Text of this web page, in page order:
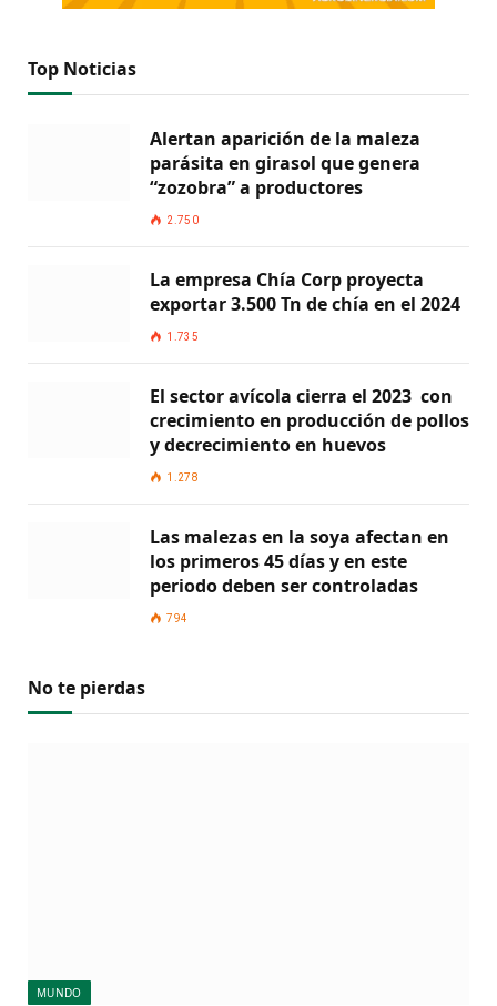
Top Noticias
Alertan aparición de la maleza
parásita en girasol que genera
“zozobra” a productores
2.750
La empresa Chía Corp proyecta
exportar 3.500 Tn de chía en el 2024
1.735
El sector avícola cierra el 2023 con
crecimiento en producción de pollos
y decrecimiento en huevos
1.278
Las malezas en la soya afectan en
los primeros 45 días y en este
periodo deben ser controladas
794
No te pierdas
MUNDO